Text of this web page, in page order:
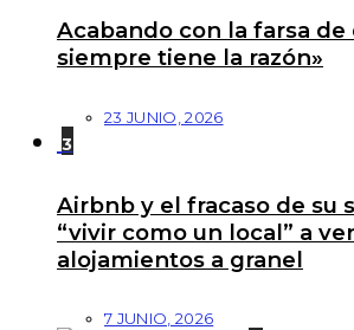
Acabando con la farsa
siempre tiene la razón»
23 JUNIO, 2026
3
Airbnb y el fracaso de su
“vivir como un local” a
alojamientos a granel
7 JUNIO, 2026